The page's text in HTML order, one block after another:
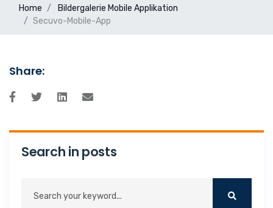
Home Bildergalerie Mobile Applikation
Secuvo-Mobile-App
Share:
Search in posts